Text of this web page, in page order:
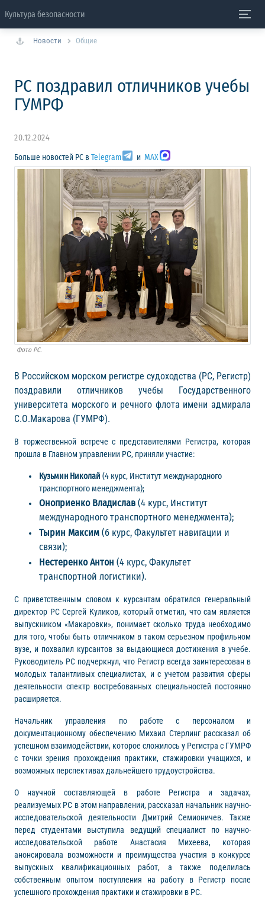
Культура безопасности
Новости Общие
РС поздравил отличников учебы
ГУМРФ
20.12.2024
Больше новостей РС в Telegram и MAX
Фото РС.
В Российском морском регистре судоходства (РС, Регистр)
поздравили отличников учебы Государственного
университета морского и речного флота имени адмирала
С.О.Макарова (ГУМРФ).
В торжественной встрече с представителями Регистра, которая
прошла в Главном управлении РС, приняли участие:
Кузьмин Николай (4 курс, Институт международного
транспортного менеджмента);
Оноприенко Владислав (4 курс, Институт
международного транспортного менеджмента);
Тырин Максим (6 курс, Факультет навигации и
связи);
Нестеренко Антон (4 курс, Факультет
транспортной логистики).
С приветственным словом к курсантам обратился генеральный
директор РС Сергей Куликов, который отметил, что сам является
выпускником «Макаровки», понимает сколько труда необходимо
для того, чтобы быть отличником в таком серьезном профильном
вузе, и похвалил курсантов за выдающиеся достижения в учебе.
Руководитель РС подчеркнул, что Регистр всегда заинтересован в
молодых талантливых специалистах, и с учетом развития сферы
деятельности спектр востребованных специальностей постоянно
расширяется.
Начальник управления по работе с персоналом и
документационному обеспечению Михаил Стерлинг рассказал об
успешном взаимодействии, которое сложилось у Регистра с ГУМРФ
с точки зрения прохождения практики, стажировки учащихся, и
возможных перспективах дальнейшего трудоустройства.
О научной составляющей в работе Регистра и задачах,
реализуемых РС в этом направлении, рассказал начальник научно-
исследовательской деятельности Дмитрий Семионичев. Также
перед студентами выступила ведущий специалист по научно-
исследовательской работе Анастасия Михеева, которая
анонсировала возможности и преимущества участия в конкурсе
выпускных квалификационных работ, а также поделилась
собственным опытом поступления на работу в Регистр после
успешного прохождения практики и стажировки в РС.